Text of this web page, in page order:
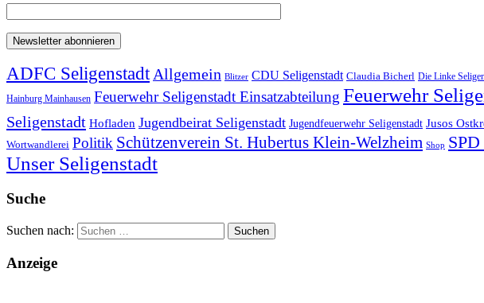
ADFC SeligenstadtAllgemein Blitzer CDU Seligenstadt Claudia Bicherl Die Linke
Hainburg Mainhausen Feuerwehr Seligenstadt Einsatzabteilung Feuerwehr
Seligenstadt Hofladen Jugendbeirat Seligenstadt Jugendfeuerwehr Seligenstadt Jusos
Wortwandlerei Politik Schützenverein St. Hubertus Klein-Welzheim Shop
Unser Seligenstadt
Suche
Suchen nach:
Anzeige